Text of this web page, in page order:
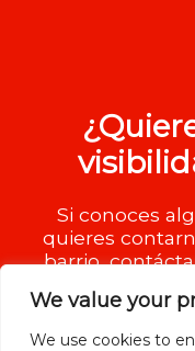
We value your
We use cookies to
Si conoces
quieres
barrio,